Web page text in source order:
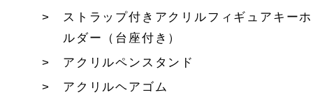
ストラップ付きアクリルフィギュアキーホ
ルダー（台座付き）
アクリルペンスタンド
アクリルヘアゴム